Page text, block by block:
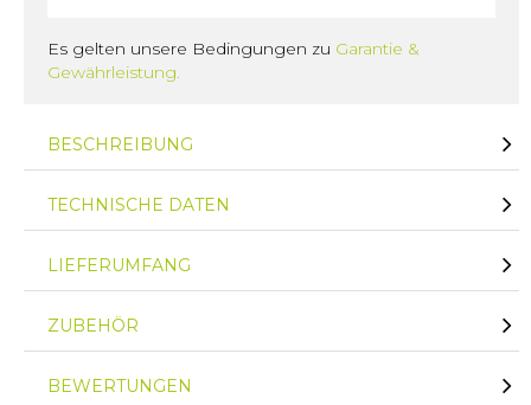
Es gelten unsere Bedingungen zu Garantie &
Gewährleistung.
BESCHREIBUNG
TECHNISCHE DATEN
LIEFERUMFANG
ZUBEHÖR
BEWERTUNGEN